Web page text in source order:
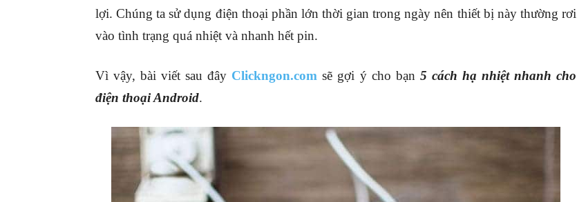
lợi. Chúng ta sử dụng điện thoại phần lớn thời gian trong ngày nên thiết bị này thường rơi
vào tình trạng quá nhiệt và nhanh hết pin.
Vì vậy, bài viết sau đây Clickngon.com sẽ gợi ý cho bạn 5 cách hạ nhiệt nhanh cho
điện thoại Android.